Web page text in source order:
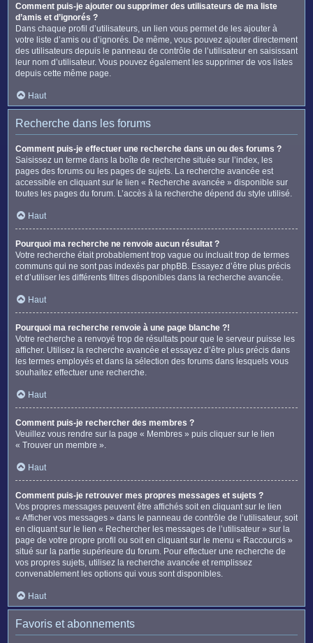
Comment puis-je ajouter ou supprimer des utilisateurs de ma liste
d’amis et d’ignorés ?
Dans chaque profil d’utilisateurs, un lien vous permet de les ajouter à
votre liste d’amis ou d’ignorés. De même, vous pouvez ajouter directement
des utilisateurs depuis le panneau de contrôle de l’utilisateur en saisissant
leur nom d’utilisateur. Vous pouvez également les supprimer de vos listes
depuis cette même page.
Haut
Recherche dans les forums
Comment puis-je effectuer une recherche dans un ou des forums ?
Saisissez un terme dans la boîte de recherche située sur l’index, les
pages des forums ou les pages de sujets. La recherche avancée est
accessible en cliquant sur le lien « Recherche avancée » disponible sur
toutes les pages du forum. L’accès à la recherche dépend du style utilisé.
Haut
Pourquoi ma recherche ne renvoie aucun résultat ?
Votre recherche était probablement trop vague ou incluait trop de termes
communs qui ne sont pas indexés par phpBB. Essayez d’être plus précis
et d’utiliser les différents filtres disponibles dans la recherche avancée.
Haut
Pourquoi ma recherche renvoie à une page blanche ?!
Votre recherche a renvoyé trop de résultats pour que le serveur puisse les
afficher. Utilisez la recherche avancée et essayez d’être plus précis dans
les termes employés et dans la sélection des forums dans lesquels vous
souhaitez effectuer une recherche.
Haut
Comment puis-je rechercher des membres ?
Veuillez vous rendre sur la page « Membres » puis cliquer sur le lien
« Trouver un membre ».
Haut
Comment puis-je retrouver mes propres messages et sujets ?
Vos propres messages peuvent être affichés soit en cliquant sur le lien
« Afficher vos messages » dans le panneau de contrôle de l’utilisateur, soit
en cliquant sur le lien « Rechercher les messages de l’utilisateur » sur la
page de votre propre profil ou soit en cliquant sur le menu « Raccourcis »
situé sur la partie supérieure du forum. Pour effectuer une recherche de
vos propres sujets, utilisez la recherche avancée et remplissez
convenablement les options qui vous sont disponibles.
Haut
Favoris et abonnements